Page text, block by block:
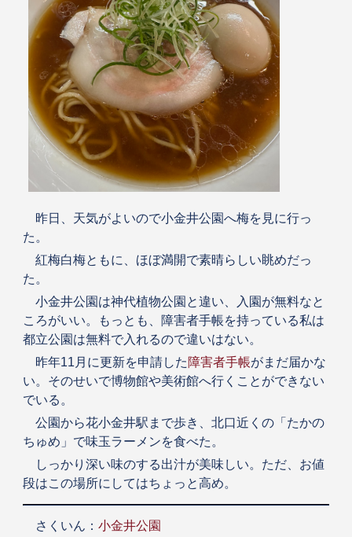
昨日、天気がよいので小金井公園へ梅を見に行っ
た。
紅梅白梅ともに、ほぼ満開で素晴らしい眺めだっ
た。
小金井公園は神代植物公園と違い、入園が無料なと
ころがいい。もっとも、障害者手帳を持っている私は
都立公園は無料で入れるので違いはない。
昨年11月に更新を申請した障害者手帳がまだ届かな
い。そのせいで博物館や美術館へ行くことができない
でいる。
公園から花小金井駅まで歩き、北口近くの「たかの
ちゅめ」で味玉ラーメンを食べた。
しっかり深い味のする出汁が美味しい。ただ、お値
段はこの場所にしてはちょっと高め。
さくいん： 小金井公園